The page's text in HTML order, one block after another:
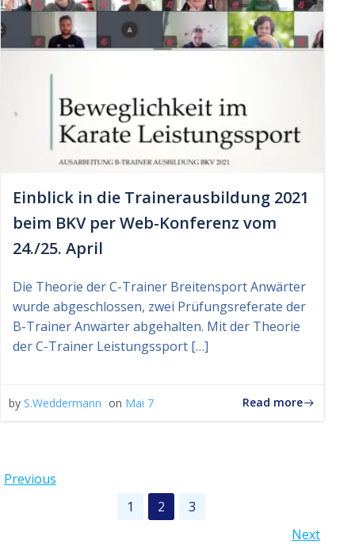
Einblick in die Trainerausbildung 2021
beim BKV per Web-Konferenz vom
24./25. April
Die Theorie der C-Trainer Breitensport Anwärter
wurde abgeschlossen, zwei Prüfungsreferate der
B-Trainer Anwärter abgehalten. Mit der Theorie
der C-Trainer Leistungssport […]
by S.Weddermann on Mai 7 Read more
Posts
navigation
Previous
Page
1 Page
2 Page
3
Next